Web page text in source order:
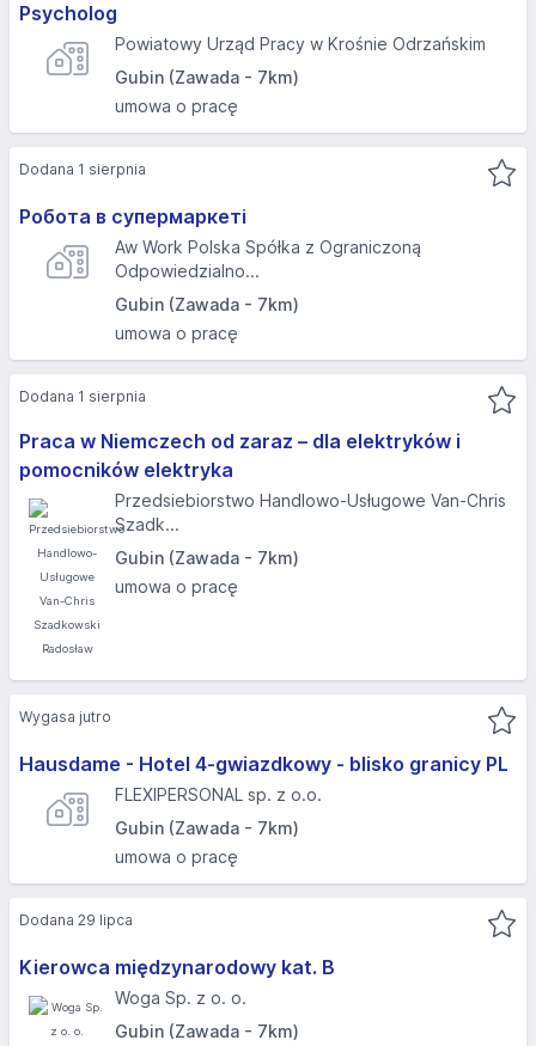
Psycholog
Powiatowy Urząd Pracy w Krośnie Odrzańskim
Gubin (Zawada - 7km)
umowa o pracę
Робота в супермаркеті
Aw Work Polska Spółka z Ograniczoną
Odpowiedzialno...
Gubin (Zawada - 7km)
umowa o pracę
Dodana 1 sierpnia
Praca w Niemczech od zaraz – dla elektryków i
pomocników elektryka
Przedsiebiorstwo Handlowo-Usługowe Van-Chris
Szadk...
Gubin (Zawada - 7km)
umowa o pracę
Dodana 1 sierpnia
Hausdame - Hotel 4-gwiazdkowy - blisko granicy PL
FLEXIPERSONAL sp. z o.o.
Gubin (Zawada - 7km)
umowa o pracę
Wygasa jutro
Kierowca międzynarodowy kat. B
Woga Sp. z o. o.
Gubin (Zawada - 7km)
Dodana 29 lipca